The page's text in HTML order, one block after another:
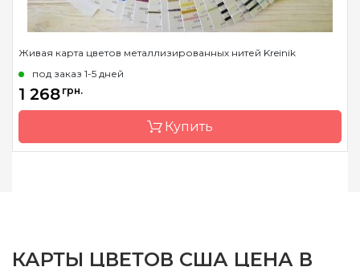
Живая карта цветов металлизированных нитей Kreinik
под заказ 1-5 дней
1 268 грн.
Купить
КАРТЫ ЦВЕТОВ США ЦЕНА В